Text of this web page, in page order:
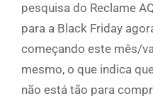
pesquisa do Reclame
para a Black Friday
começando este mês/
mesmo, o que indica
não está tão para